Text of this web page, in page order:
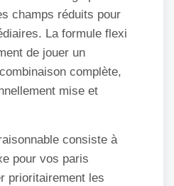
champs réduits pour
La formule flexi
de jouer un
complète,
mise et
consiste à
pour vos paris
prioritairement les